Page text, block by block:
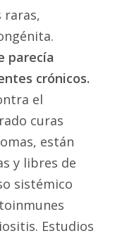
raras,
parecía
crónicos.
el
curas
están
y libres de
sistémico
Estudios